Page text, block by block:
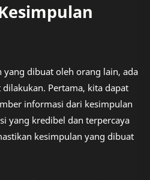
dibuat oleh orang lain, ada
Pertama, kita dapat
informasi dari kesimpulan
yang kredibel dan terpercaya
kesimpulan yang dibuat